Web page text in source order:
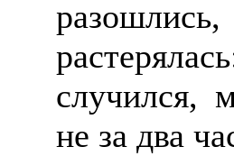
случился,
не за два